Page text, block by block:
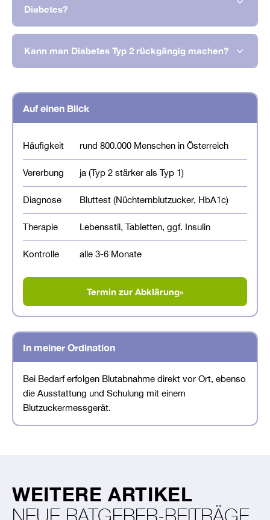
Diabetes?
(nüchtern) von 126 mg/dl oder einem HbA1c-Wert von
beziehungsweise zwischen 5,7 und 6,4 Prozent beim
besonders.
Kann man Diabetes Typ 2 rückgängig machen?
regelmäßige Bewegung und eine konsequente
wird, desto besser stehen die Chancen. Auch in der
Remission bleibt eine regelmäßige ärztliche Kontrolle
wichtig.
Auf einen Blick
Häufigkeit rund 800.000 Menschen in Österreich
Vererbung ja (Typ 2 stärker als Typ 1)
Diagnose Bluttest (Nüchternblutzucker, HbA1c)
Therapie Lebensstil, Tabletten, ggf. Insulin
Kontrolle alle 3-6 Monate
Termin zur Abklärung»
In meiner Ordination
Bei Bedarf erfolgen Blutabnahme direkt vor Ort, ebenso
die Ausstattung und Schulung mit einem
Blutzuckermessgerät.
WEITERE ARTIKEL
NEUE RATGEBER-BEITRÄGE